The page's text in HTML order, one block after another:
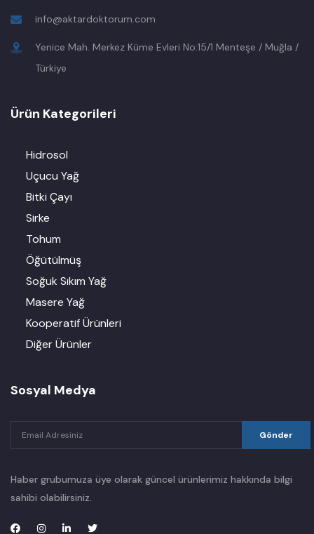
info@aktardoktorum.com
Yenice Mah. Merkez Küme Evleri No:15/1 Menteşe / Muğla /
Türkiye
Ürün Kategorileri
Hidrosol
Uçucu Yağ
Bitki Çayı
Sirke
Tohum
Öğütülmüş
Soğuk Sıkım Yağ
Masere Yağ
Kooperatif Ürünleri
Diğer Ürünler
Sosyal Medya
Gönder
Haber grubumuza üye olarak güncel ürünlerimiz hakkında bilgi
sahibi olabilirsiniz.